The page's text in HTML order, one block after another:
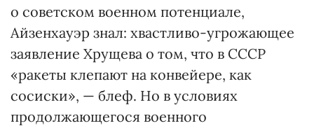
о советском военном потенциале,
Айзенхауэр знал: хвастливо-угрожающее
заявление Хрущева о том, что в СССР
«ракеты клепают на конвейере, как
сосиски», — блеф. Но в условиях
продолжающегося военного